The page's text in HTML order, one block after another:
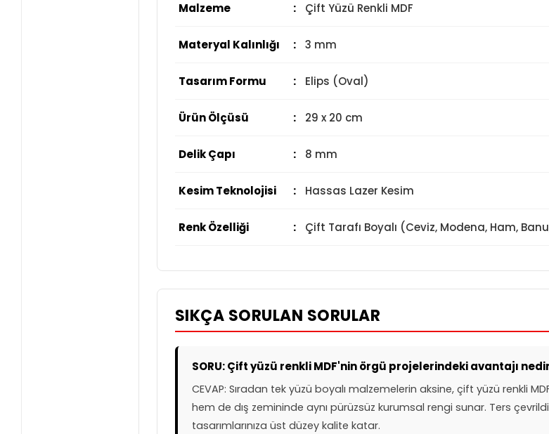
Malzeme : Çift Yüzü Renkli MDF
Materyal Kalınlığı : 3 mm
Tasarım Formu : Elips (Oval)
Ürün Ölçüsü : 29 x 20 cm
Delik Çapı : 8 mm
Kesim Teknolojisi : Hassas Lazer Kesim
Renk Özelliği : Çift Tarafı Boyalı (Ceviz, Modena, Ham,
SIKÇA SORULAN SORULAR
SORU: Çift yüzü renkli MDF'nin örgü projelerindeki avantajı
CEVAP: Sıradan tek yüzü boyalı malzemelerin aksine, çift yüzü renkli
hem de dış zemininde aynı pürüzsüz kurumsal rengi sunar. Ters
tasarımlarınıza üst düzey kalite katar.